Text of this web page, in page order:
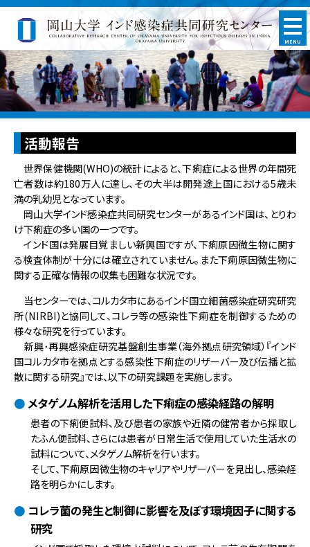
MENU
活動報告
世界保健機関(WHO)の統計によると、下痢症による世界の年間死
亡者数は約180万人に達し、その大半は開発途上国における5歳未
満の乳幼児となっています。
岡山大学インド感染症共同研究センターがあるインド国は、とりわ
け下痢症の多い国の一つです。
インド国は発展目覚ましい新興国ですが、下痢原因微生物に関す
る検査体制が十分には確立されていません。また下痢原因微生物に
関する正確な情報の収集も困難な状況です。
当センターでは、コルカタ市にあるインド国立細菌感染症研究研究
所(NIRBI)と協同して、コレラ等の感染性下痢症を制御するための
様々な研究を行っています。
新興･再興感染症研究基盤創生事業（海外拠点研究領域）『インド
国コルカタ市を拠点とする感染性下痢症のリザーバー及び伝播と拡
散に関する研究』では、以下の研究課題を実施します。
メタゲノム解析を活用した下痢症の感染経路の解明
患者の下痢便試料、及び患者の家族や近隣の健常者から採取し
たふん便試料、さらには患者が日常生活で使用していた生活水の
試料について、メタゲノム解析を行います。
そして、下痢原因微生物のキャリアやリザーバーを見出し、感染経
路を明らかにします。
コレラ菌の発生と制御に影響を及ぼす環境因子に関する
研究